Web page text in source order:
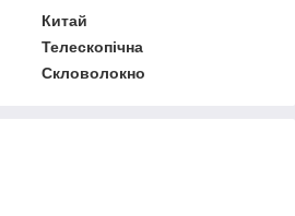
Китай
Телескопічна
Скловолокно